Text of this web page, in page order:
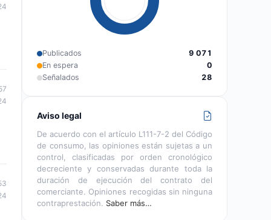
Publicados
9 071
En espera
0
Señalados
28
Aviso legal
De acuerdo con el artículo L111-7-2 del Código
de consumo, las opiniones están sujetas a un
control, clasificadas por orden cronológico
decreciente y conservadas durante toda la
duración de ejecución del contrato del
comerciante. Opiniones recogidas sin ninguna
contraprestación. Saber más…